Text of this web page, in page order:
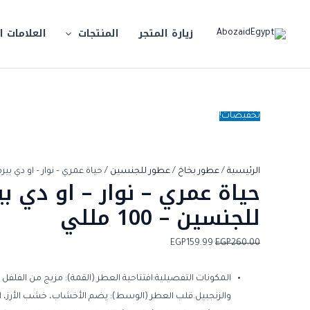
زيارة المتجر المنتجات العلامات
تخفيضات!
الرئيسية /عطور بخاخ /عطور للجنسين / حياة عمري – نوار – او دي
حياة عمري – نوار – او دي
للجنسين – 100 مللي
EGP260.00
EGP 159.99
المكونات التفصيلية:افتتاحية العطر (القمة): مزيج من
والزنجبيل.قلب العطر (الوسط): يضم الأخشاب، خشب الأرز،
حياة
او
للجنسين
مللي